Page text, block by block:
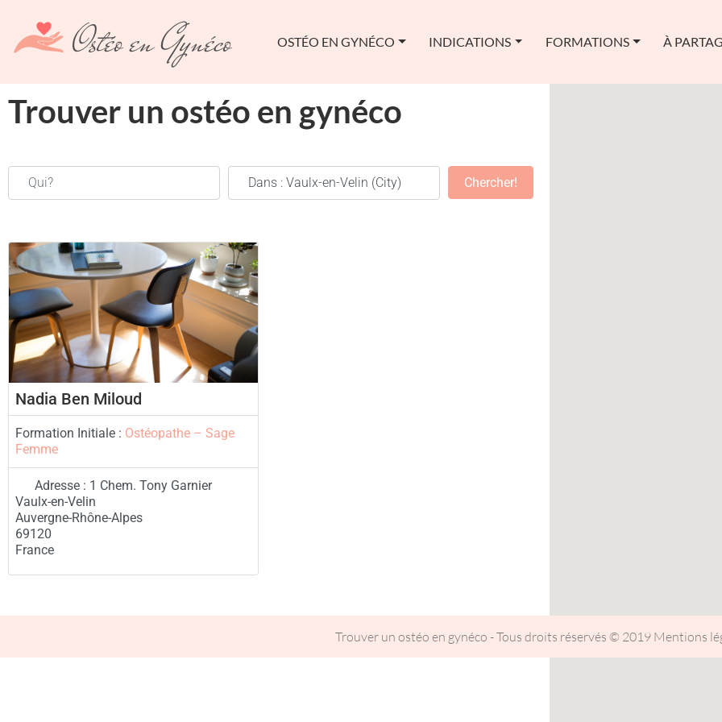
OSTÉO EN GYNÉCO INDICATIONS FORMATIONS À
Trouver un ostéo en gynéco
Qui? Où?
Chercher!Chercher!
Nadia Ben Miloud
Formation Initiale : Ostéopathe – Sage
Femme
Adresse : 1 Chem. Tony Garnier
Vaulx-en-Velin
Auvergne-Rhône-Alpes
69120
France
Trouver un ostéo en gynéco - Tous droits réservés © 2019 Mentions